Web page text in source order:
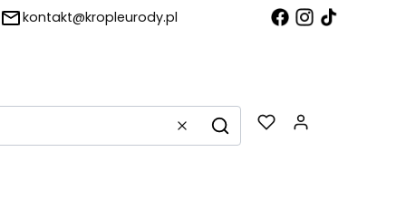
kontakt@kropleurody.pl
WyczyśćSzukaj